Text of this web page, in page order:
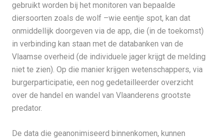
gebruikt worden bij het monitoren van bepaalde
diersoorten zoals de wolf –wie eentje spot, kan dat
onmiddellijk doorgeven via de app, die (in de toekomst)
in verbinding kan staan met de databanken van de
Vlaamse overheid (de individuele jager krijgt de melding
niet te zien). Op die manier krijgen wetenschappers, via
burgerparticipatie, een nog gedetailleerder overzicht
over de handel en wandel van Vlaanderens grootste
predator.
De data die geanonimiseerd binnenkomen, kunnen